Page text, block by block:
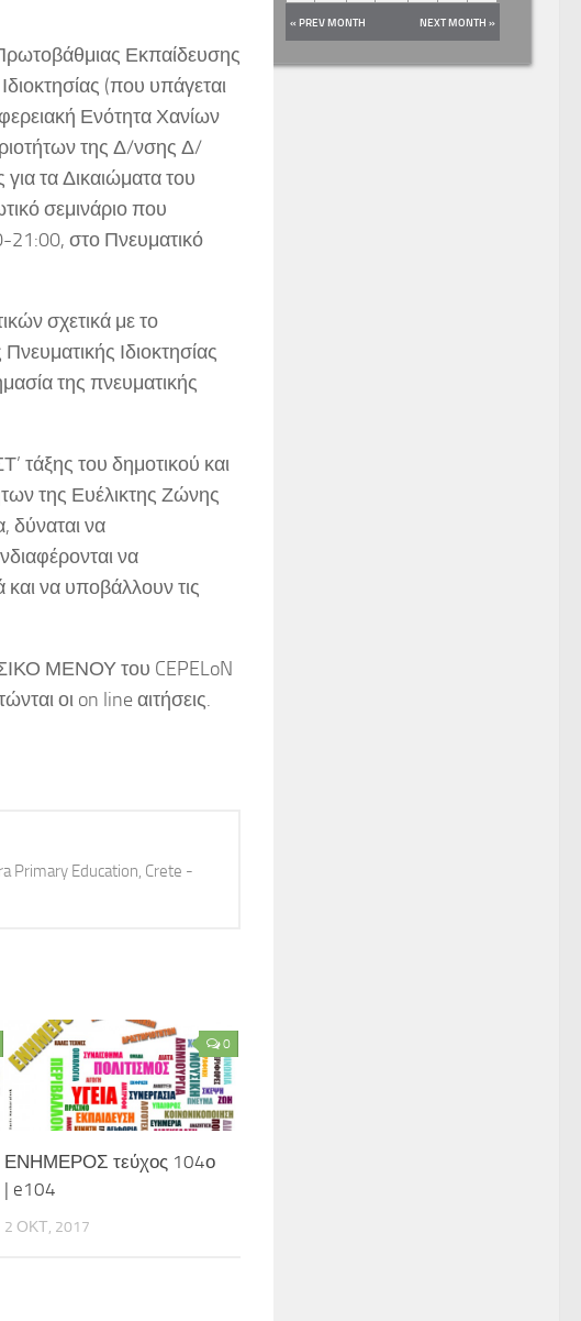
Εκπαίδευσης
(που υπάγεται
Ενότητα Χανίων
της Δ/νσης Δ/
τα Δικαιώματα του
σεμινάριο που
21:00, στο Πνευματικό
σχετικά με το
Ιδιοκτησίας
της πνευματικής
τάξης του δημοτικού και
της Ευέλικτης Ζώνης
δύναται να
να
να υποβάλλουν τις
ΜΕΝΟΥ του CEPELoN
οι on line αιτήσεις.
Primary Education, Crete -
0
ΕΝΗΜΕΡΟΣ τεύχος 104ο
| e104
2 ΟΚΤ, 2017
« PREV MONTH NEXT MONTH »